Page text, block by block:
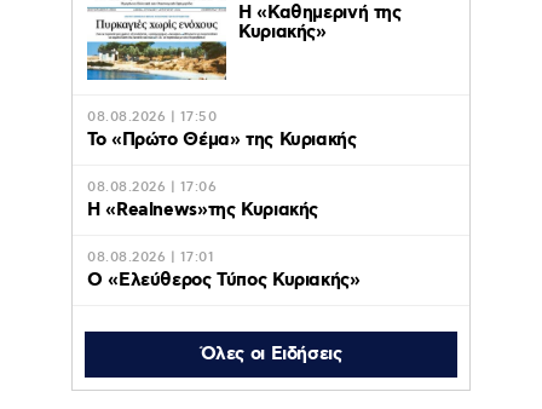
H «Καθημερινή της
Κυριακής»
08.08.2026 | 17:50
Το «Πρώτο Θέμα» της Κυριακής
08.08.2026 | 17:06
Η «Realnews»της Κυριακής
08.08.2026 | 17:01
Ο «Eλεύθερος Τύπος Κυριακής»
08.08.2026 | 16:45
Το «Documento» της
Κυριακής
Όλες οι Ειδήσεις